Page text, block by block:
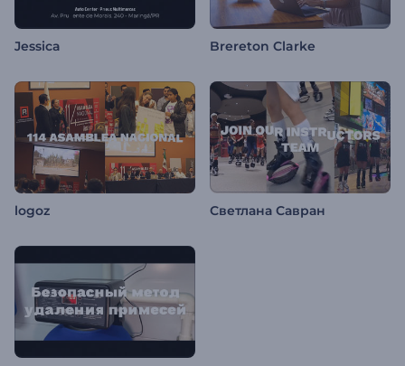
Jessica Brereton Clarke
logoz Светлана Савран